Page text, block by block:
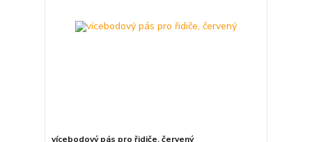
vícebodový pás pro řidiče, červený